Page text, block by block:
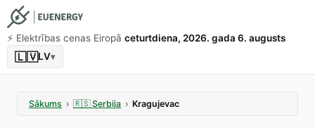
⚡️ Elektrības cenas Eiropā ceturtdiena, 2026. gada 6. augusts
🇱🇻LV▾
Sākums › 🇷🇸 Serbija › Kragujevac